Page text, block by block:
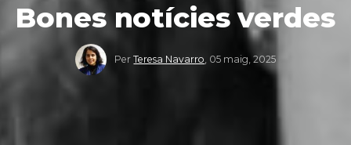
Bones notícies verdes
PerTeresa Navarro, 05 maig, 2025